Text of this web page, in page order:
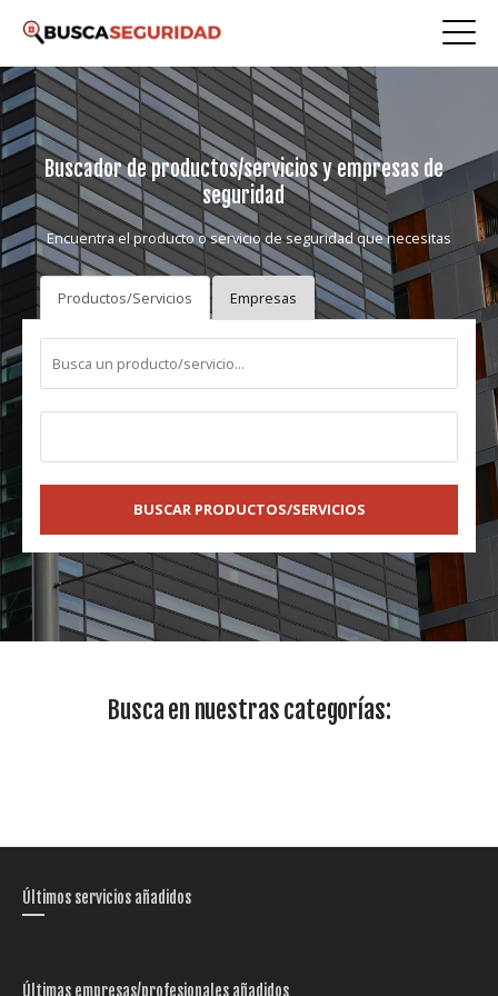
Buscador de productos/servicios y empresas de
seguridad
Encuentra el producto o servicio de seguridad que necesitas
Productos/Servicios Empresas
BUSCAR PRODUCTOS/SERVICIOS
Busca en nuestras categorías:
Últimos servicios añadidos
Últimas empresas/profesionales añadidos